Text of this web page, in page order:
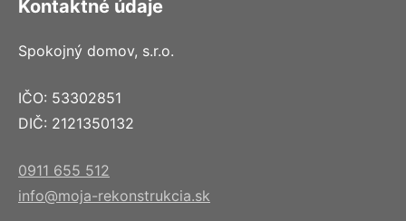
Kontaktné údaje
Spokojný domov, s.r.o.
IČO: 53302851
DIČ: 2121350132
0911 655 512
info@moja-rekonstrukcia.sk